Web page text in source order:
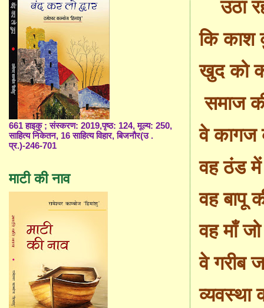
उठा
कि काश
खुद को
समाज
वेकागज
वहठंड में
वहबापू
वह माँजो
वेगरीब
व्यवस्था
661 हाइकु ; संस्करण: 2019,पृष्ठ: 124, मूल्य: 250,
साहित्य निकेतन, 16 साहित्य विहार, बिजनौर(उ .
प्र.)-246-701
माटी की नाव